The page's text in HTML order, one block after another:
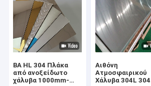
ΒΑ HL 304 Πλάκα
από ανοξείδωτο
χάλυβα 1000mm-
Αιθόνη
Ατμοσφαιρικού
Χάλυβα 304L 304